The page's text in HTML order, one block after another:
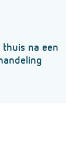
thuis na een